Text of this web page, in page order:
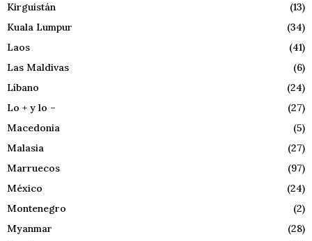
Kirguistán
(13)
Kuala Lumpur
(34)
Laos
(41)
Las Maldivas
(6)
Líbano
(24)
Lo + y lo –
(27)
Macedonia
(5)
Malasia
(27)
Marruecos
(97)
México
(24)
Montenegro
(2)
Myanmar
(28)